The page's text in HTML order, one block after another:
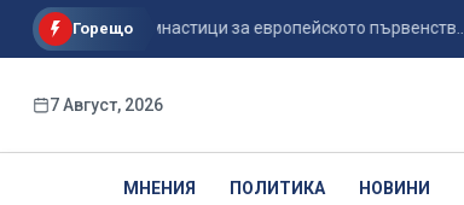
Горещо
и гимнастици за европейското първенств...
7 Август, 2026
МНЕНИЯ ПОЛИТИКА НОВИНИ